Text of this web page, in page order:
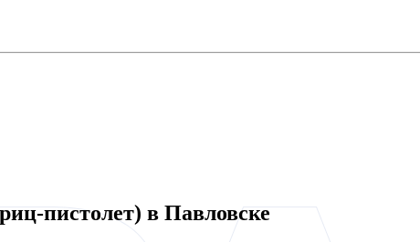
пистолет) в Павловске